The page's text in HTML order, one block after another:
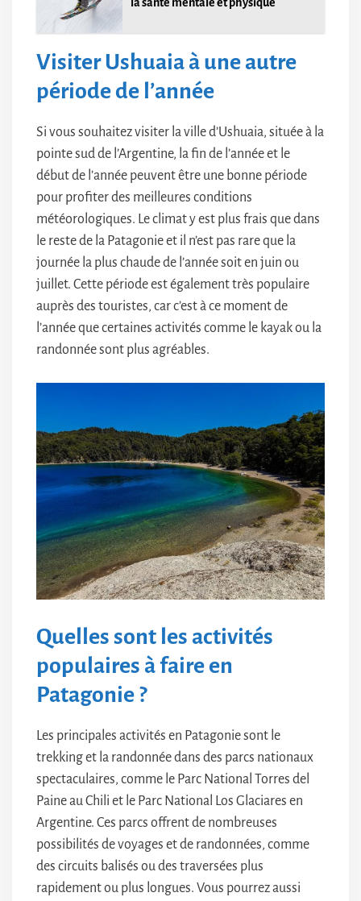
Visiter Ushuaia à une autre
période de l’année
Si vous souhaitez visiter la ville d’Ushuaia, située à la
pointe sud de l’Argentine, la fin de l’année et le
début de l’année peuvent être une bonne période
pour profiter des meilleures conditions
météorologiques. Le climat y est plus frais que dans
le reste de la Patagonie et il n’est pas rare que la
journée la plus chaude de l’année soit en juin ou
juillet. Cette période est également très populaire
auprès des touristes, car c’est à ce moment de
l’année que certaines activités comme le kayak ou la
randonnée sont plus agréables.
Quelles sont les activités
populaires à faire en
Patagonie ?
Les principales activités en Patagonie sont le
trekking et la randonnée dans des parcs nationaux
spectaculaires, comme le Parc National Torres del
Paine au Chili et le Parc National Los Glaciares en
Argentine. Ces parcs offrent de nombreuses
possibilités de voyages et de randonnées, comme
des circuits balisés ou des traversées plus
rapidement ou plus longues. Vous pourrez aussi